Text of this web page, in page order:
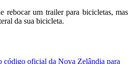
rebocar um trailer para bicicletas, mas
da sua bicicleta.
código oficial da Nova Zelândia para